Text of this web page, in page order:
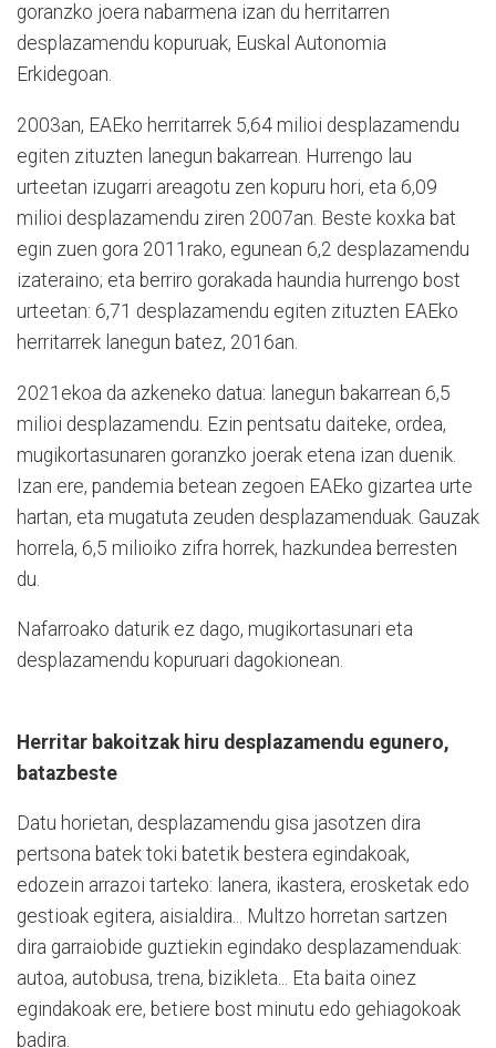
goranzko joera nabarmena izan du herritarren
desplazamendu kopuruak, Euskal Autonomia
Erkidegoan.
2003an, EAEko herritarrek 5,64 milioi desplazamendu
egiten zituzten lanegun bakarrean. Hurrengo lau
urteetan izugarri areagotu zen kopuru hori, eta 6,09
milioi desplazamendu ziren 2007an. Beste koxka bat
egin zuen gora 2011rako, egunean 6,2 desplazamendu
izateraino; eta berriro gorakada haundia hurrengo bost
urteetan: 6,71 desplazamendu egiten zituzten EAEko
herritarrek lanegun batez, 2016an.
2021ekoa da azkeneko datua: lanegun bakarrean 6,5
milioi desplazamendu. Ezin pentsatu daiteke, ordea,
mugikortasunaren goranzko joerak etena izan duenik.
Izan ere, pandemia betean zegoen EAEko gizartea urte
hartan, eta mugatuta zeuden desplazamenduak. Gauzak
horrela, 6,5 milioiko zifra horrek, hazkundea berresten
du.
Nafarroako daturik ez dago, mugikortasunari eta
desplazamendu kopuruari dagokionean.
Herritar bakoitzak hiru desplazamendu egunero,
batazbeste
Datu horietan, desplazamendu gisa jasotzen dira
pertsona batek toki batetik bestera egindakoak,
edozein arrazoi tarteko: lanera, ikastera, erosketak edo
gestioak egitera, aisialdira... Multzo horretan sartzen
dira garraiobide guztiekin egindako desplazamenduak:
autoa, autobusa, trena, bizikleta... Eta baita oinez
egindakoak ere, betiere bost minutu edo gehiagokoak
badira.